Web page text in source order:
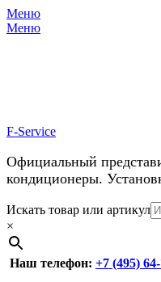
Меню
Меню
F-Service
Официальный
кондиционеры.
Header
Right
Menu
Перейти
к
содержимому
Искать товар или артикул
×
Наш телефон: +7 (495)